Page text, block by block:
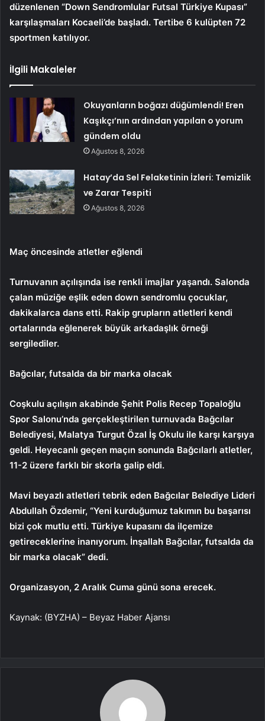
düzenlenen “Down Sendromlular Futsal Türkiye Kupası”
karşılaşmaları Kocaeli’de başladı. Tertibe 6 kulüpten 72
sportmen katılıyor.
İlgili Makaleler
Okuyanların boğazı düğümlendi! Eren
Kaşıkçı’nın ardından yapılan o yorum
gündem oldu
Ağustos 8, 2026
Hatay’da Sel Felaketinin İzleri: Temizlik
ve Zarar Tespiti
Ağustos 8, 2026
Maç öncesinde atletler eğlendi
Turnuvanın açılışında ise renkli imajlar yaşandı. Salonda
çalan müziğe eşlik eden down sendromlu çocuklar,
dakikalarca dans etti. Rakip grupların atletleri kendi
ortalarında eğlenerek büyük arkadaşlık örneği
sergilediler.
Bağcılar, futsalda da bir marka olacak
Coşkulu açılışın akabinde Şehit Polis Recep Topaloğlu
Spor Salonu’nda gerçekleştirilen turnuvada Bağcılar
Belediyesi, Malatya Turgut Özal İş Okulu ile karşı karşıya
geldi. Heyecanlı geçen maçın sonunda Bağcılarlı atletler,
11-2 üzere farklı bir skorla galip eldi.
Mavi beyazlı atletleri tebrik eden Bağcılar Belediye Lideri
Abdullah Özdemir, “Yeni kurduğumuz takımın bu başarısı
bizi çok mutlu etti. Türkiye kupasını da ilçemize
getireceklerine inanıyorum. İnşallah Bağcılar, futsalda da
bir marka olacak” dedi.
Organizasyon, 2 Aralık Cuma günü sona erecek.
Kaynak: (BYZHA) – Beyaz Haber Ajansı